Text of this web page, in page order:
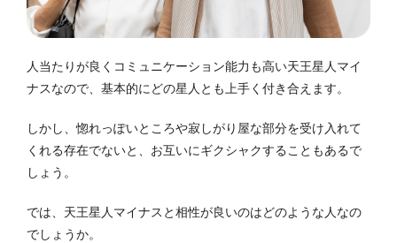
人当たりが良くコミュニケーション能力も高い天王星人マイ
ナスなので、基本的にどの星人とも上手く付き合えます。
しかし、惚れっぽいところや寂しがり屋な部分を受け入れて
くれる存在でないと、お互いにギクシャクすることもあるで
しょう。
では、天王星人マイナスと相性が良いのはどのような人なの
でしょうか。